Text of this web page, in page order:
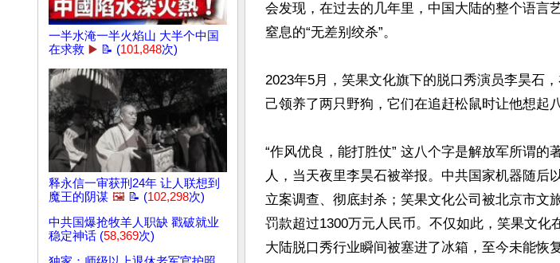
一半水淹一半火焰山 大半个中国
在求救 ▶️ 📝 (101,848次)
释永信一审获刑24年 让人联想到
魔王的阴谋 🖼️ 📝 (102,298次)
中共国爆抢牧羊人职缺 戳破就业
稳定神话 (58,369次)
会发现，在过去的几年里，中国大陆的整个语言
窒息的“无差别绞杀”。
2023年5月，笑果文化旗下的脱口秀演员李昊石
己领养了两只野狗，它们在追赶松鼠时让他想起
“作风优良，能打胜仗” 这八个字是解放军所谓的
人，当天夜里李昊石被举报。中共国家机器随后
立案调查、彻底封杀；笑果文化公司被北京市文
罚款超过1300万元人民币。不仅如此，笑果文
大陆脱口秀行业瞬间被塞进了冰箱，至今未能恢复